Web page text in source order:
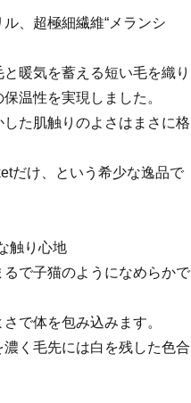
、超極細繊維“メランシ
暖気を蓄える短い毛を織り
温性を実現しました。
た肌触りのよさはまさに格
だけ、という希少な逸品で
触り心地
で子猫のようになめらかで
で体を包み込みます。
く毛先には白を残した色合